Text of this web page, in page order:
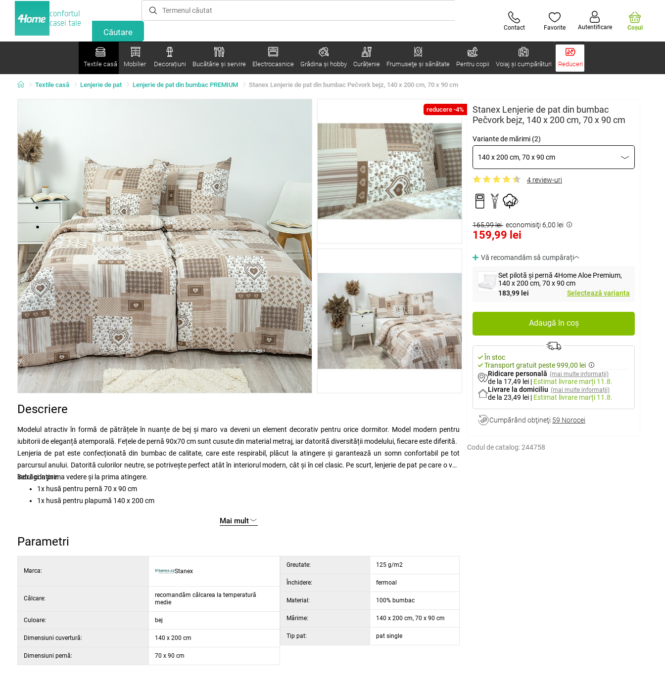
confortul
casei tale
Contact Favorite Autentificare Coşul
Textile casă Mobilier Decorațiuni Bucătărie și servire Electrocasnice Grădina şi hobby Curățenie Frumuseţe şi sănătate Pentru copii Voiaj și cumpărături Reduceri
Textile casă Lenjerie de pat Lenjerie de pat din bumbac PREMIUM Stanex Lenjerie de pat din bumbac Pečvork bejz, 140 x 200 cm, 70 x 90 cm
reducere -4%
Stanex Lenjerie de pat din bumbac
Pečvork bejz, 140 x 200 cm, 70 x 90 cm
Variante de mărimi (2)
140 x 200 cm, 70 x 90 cm
4 review-uri
165,99 lei economisiţi 6,00 lei
159,99 lei
Vă recomandăm să cumpărați
Set pilotă și pernă 4Home Aloe Premium,
140 x 200 cm, 70 x 90 cm
183,99 lei
Selectează varianta
Adaugă în coș
În stoc
Transport gratuit peste 999,00 lei
Ridicare personală (mai multe informații)
de la 17,49 lei | Estimat livrare marți 11.8.
Livrare la domiciliu (mai multe informații)
de la 23,49 lei | Estimat livrare marți 11.8.
Cumpărând obţineţi 59 Norocei
Codul de catalog:244758
Descriere
Modelul atractiv în formă de pătrățele în nuanțe de bej și maro va deveni un element decorativ pentru orice dormitor. Model modern pentru
iubitorii de eleganță atemporală. Fețele de pernă 90x70 cm sunt cusute din material metraj, iar datorită diversității modelului, fiecare este diferită.
Lenjeria de pat este confecționată din bumbac de calitate, care este respirabil, plăcut la atingere și garantează un somn confortabil pe tot
parcursul anului. Datorită culorilor neutre, se potrivește perfect atât în interiorul modern, cât și în cel clasic. Pe scurt, lenjerie de pat pe care o veți
îndrăgi la prima vedere și la prima atingere.
Setul conține:
1x husă pentru pernă 70 x 90 cm
1x husă pentru plapumă 140 x 200 cm
Mai mult
Parametri
Marca: Stanex
Călcare:
recomandăm călcarea la temperatură
medie
Culoare: bej
Dimensiuni cuvertură: 140 x 200 cm
Dimensiuni pernă: 70 x 90 cm
Greutate: 125 g/m2
Închidere: fermoal
Material: 100% bumbac
Mărime: 140 x 200 cm, 70 x 90 cm
Tip pat: pat single